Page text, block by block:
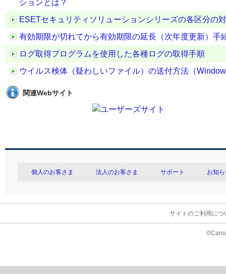
ションとは？
ESETセキュリティソリューションシリーズの各区分の
有効期限が切れてから有効期限の延長（次年度更新）手
ログ取得プログラムを使用した各種ログの取得手順
ウイルス検体（疑わしいファイル）の送付方法（
関連Webサイト
個人のお客さま 法人のお客さま サポート お知
サイトのご利用につ